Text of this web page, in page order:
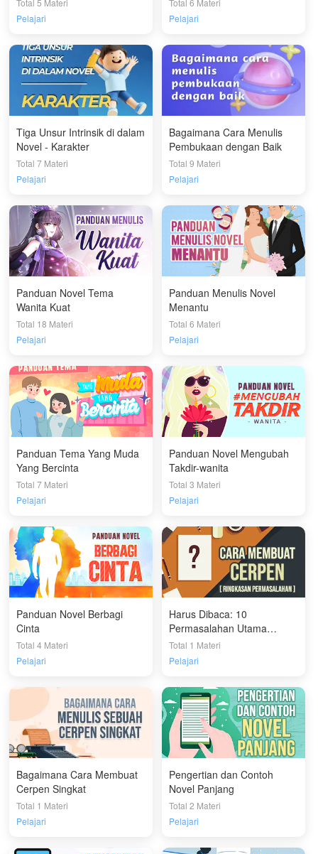
Total 5 Materi
Pelajari
Total 6 Materi
Pelajari
Tiga Unsur Intrinsik di dalam
Novel - Karakter
Total 7 Materi
Pelajari
Bagaimana Cara Menulis
Pembukaan dengan Baik
Total 9 Materi
Pelajari
Panduan Novel Tema
Wanita Kuat
Total 18 Materi
Pelajari
Panduan Menulis Novel
Menantu
Total 6 Materi
Pelajari
Panduan Tema Yang Muda
Yang Bercinta
Total 7 Materi
Pelajari
Panduan Novel Mengubah
Takdir-wanita
Total 3 Materi
Pelajari
Panduan Novel Berbagi
Cinta
Total 4 Materi
Pelajari
Harus Dibaca: 10
Permasalahan Utama
Mungkin Temui Saat
Membuat Cerpen
Total 1 Materi
Pelajari
Bagaimana Cara Membuat
Cerpen Singkat
Total 1 Materi
Pelajari
Pengertian dan Contoh
Novel Panjang
Total 2 Materi
Pelajari